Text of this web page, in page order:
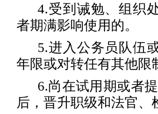
4.受到诫勉、组织
者期满影响使用的。
5.进入公务员队伍
年限或对转任有其他限
6.尚在试用期或者
后，晋升职级和法官、